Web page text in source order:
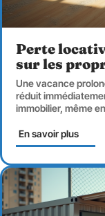
Perte
sur les
Une vacance
réduit
immobilier, même
En savoir plus